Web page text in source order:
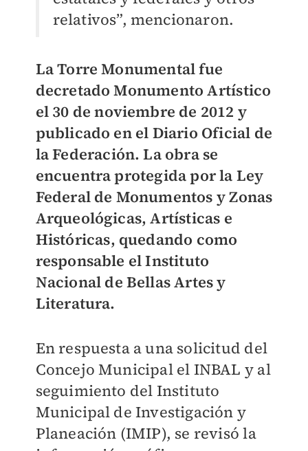
relativos”, mencionaron.
La Torre Monumental fue
decretado Monumento Artístico
el 30 de noviembre de 2012 y
publicado en el Diario Oficial de
la Federación. La obra se
encuentra protegida por la Ley
Federal de Monumentos y Zonas
Arqueológicas, Artísticas e
Históricas, quedando como
responsable el Instituto
Nacional de Bellas Artes y
Literatura.
En respuesta a una solicitud del
Concejo Municipal el INBAL y al
seguimiento del Instituto
Municipal de Investigación y
Planeación (IMIP), se revisó la